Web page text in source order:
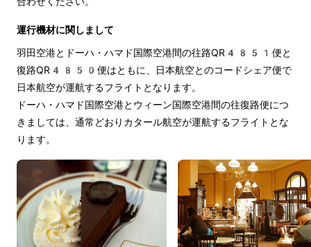
運行機材に関しまして
羽田空港とドーハ・ハマド国際空港間の往路QR4851便と
復路QR4850便はともに、日本航空とのコードシェア便で
日本航空が運航するフライトとなります。
ドーハ・ハマド国際空港とウィーン国際空港間の往復路便につ
きましては、通常どおりカタール航空が運航するフライトとな
ります。